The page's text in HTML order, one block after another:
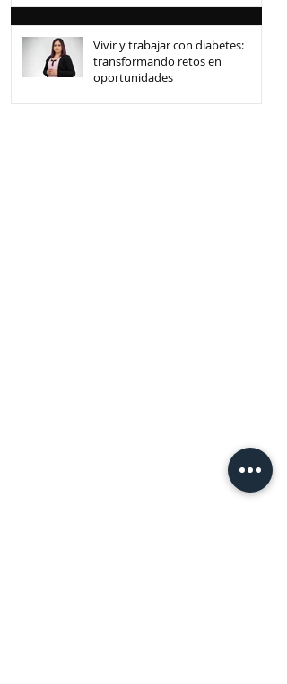
Vivir y trabajar con diabetes:
transformando retos en
oportunidades